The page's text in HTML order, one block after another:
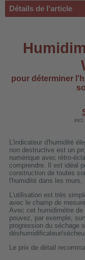
Détails de l'article
pour déterminer
L'indicateur d'humidité
non destructive est un
numérique avec rétro-
comprendre. Il est idéal
construction de toutes
l'humidité dans les
L'utilisation est très
avec le champ de
Avec cet humidimètre
pouvez, par exemple,
progression du séchage
déshumidificateur/
Le prix de détail